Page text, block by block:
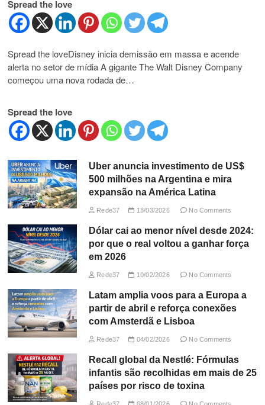
Spread the love
Spread the loveDisney inicia demissão em massa e acende
alerta no setor de mídia A gigante The Walt Disney Company
começou uma nova rodada de…
Spread the love
Uber anuncia investimento de US$
500 milhões na Argentina e mira
expansão na América Latina
Rede37 18/03/2026 No Comments
Dólar cai ao menor nível desde 2024:
por que o real voltou a ganhar força
em 2026
Rede37 10/02/2026 No Comments
Latam amplia voos para a Europa a
partir de abril e reforça conexões
com Amsterdã e Lisboa
Rede37 04/02/2026 No Comments
Recall global da Nestlé: Fórmulas
infantis são recolhidas em mais de 25
países por risco de toxina